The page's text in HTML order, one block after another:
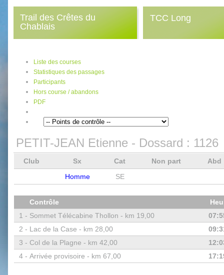
Trail des Crêtes du
Chablais
TCC Long
Liste des courses
Statistiques des passages
Participants
Hors course / abandons
PDF
PETIT-JEAN Etienne - Dossard : 1126
Club Sx Cat Non part
Abd
Homme
SE
Contrôle
1 - Sommet Télécabine Thollon - km 19,00
2 - Lac de la Case - km 28,00
3 - Col de la Plagne - km 42,00
4 - Arrivée provisoire - km 67,00